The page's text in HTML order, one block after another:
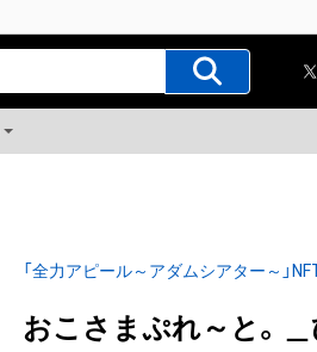
「全力アピール～アダムシアター～」
おこさまぷれ～と。